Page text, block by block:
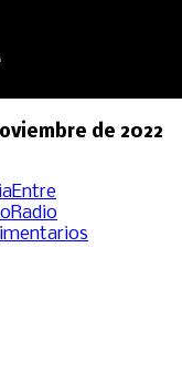
de 2022
Entre
Radio